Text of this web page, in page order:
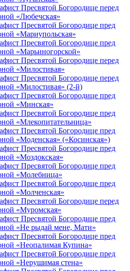
Пресвятой Богородице перед
«Любечская»
Пресвятой Богородице пред
«Мариупольская»
Пресвятой Богородице пред
«Марьиногорской»
Пресвятой Богородице перед
«Милостивая»
Пресвятой Богородице перед
«Милостивая» (2-й)
Пресвятой Богородице пред
«Минская»
Пресвятой Богородице пред
«Млекопитательница»
Пресвятой Богородице пред
«Моденская» («Косинская»)
Пресвятой Богородице пред
«Моздокская»
Пресвятой Богородице пред
«Молебница»
Пресвятой Богородице пред
«Молченская»
Пресвятой Богородице перед
«Муромская»
Пресвятой Богородице пред
«Не рыдай мене, Мати»
Пресвятой Богородице пред
«Неопалимая Купина»
Пресвятой Богородице пред
«Нерушимая стена»